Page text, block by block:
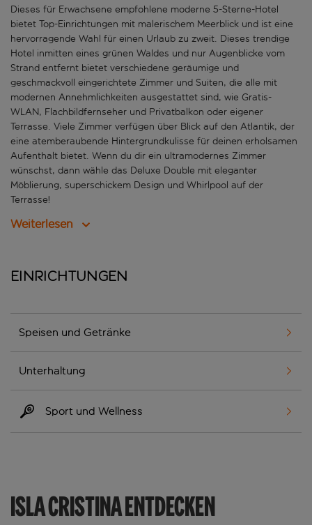
Dieses für Erwachsene empfohlene moderne 5-Sterne-Hotel
bietet Top-Einrichtungen mit malerischem Meerblick und ist eine
hervorragende Wahl für einen Urlaub zu zweit. Dieses trendige
Hotel inmitten eines grünen Waldes und nur Augenblicke vom
Strand entfernt bietet verschiedene geräumige und
geschmackvoll eingerichtete Zimmer und Suiten, die alle mit
modernen Annehmlichkeiten ausgestattet sind, wie Gratis-
WLAN, Flachbildfernseher und Privatbalkon oder eigener
Terrasse. Viele Zimmer verfügen über Blick auf den Atlantik, der
eine atemberaubende Hintergrundkulisse für deinen erholsamen
Aufenthalt bietet. Wenn du dir ein ultramodernes Zimmer
wünschst, dann wähle das Deluxe Double mit eleganter
Möblierung, superschickem Design und Whirlpool auf der
Terrasse!
Weiterlesen
Einrichtungen
Speisen und Getränke
Unterhaltung
Sport und Wellness
ISLA CRISTINA ENTDECKEN